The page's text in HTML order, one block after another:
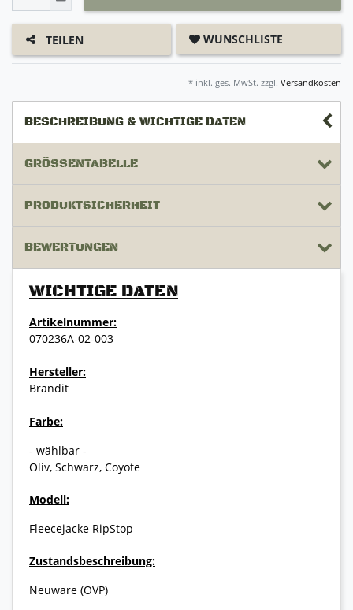
TEILEN WUNSCHLISTE
* inkl. ges. MwSt. zzgl. Versandkosten
BESCHREIBUNG & WICHTIGE DATEN
GRÖSSENTABELLE
PRODUKTSICHERHEIT
BEWERTUNGEN
WICHTIGE DATEN
Artikelnummer:
070236A-02-003
Hersteller:
Brandit
Farbe:
- wählbar -
Oliv, Schwarz, Coyote
Modell:
Fleecejacke RipStop
Zustandsbeschreibung:
Neuware (OVP)